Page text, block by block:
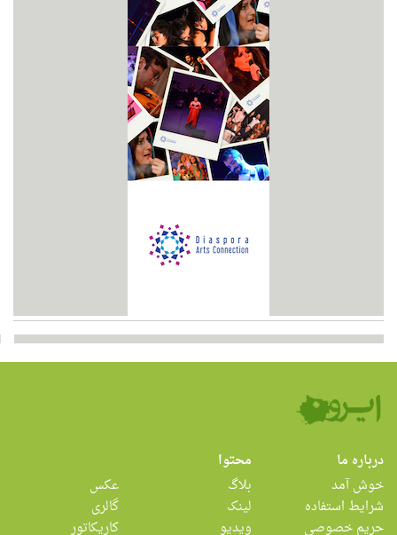
درباره ما
خوش آمد
شرایط استفاده
حریم خصوصی
محتوا
بلاگ
لینک
ویدیو
عکس
گالری
کاریکاتور